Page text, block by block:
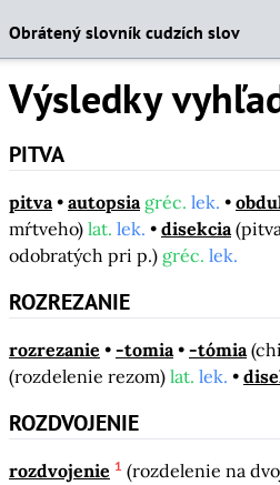
Obrátený slovník cudzích slov
Výsledky
PITVA
pitva autopsia gréc. lek.
mŕtveho) lat. lek. disekcia
odobratých pri p.) gréc. lek.
ROZREZANIE
rozrezanie -tomia -tómia
(rozdelenie rezom) lat. lek.
ROZDVOJENIE
rozdvojenie 1 (rozdelenie na